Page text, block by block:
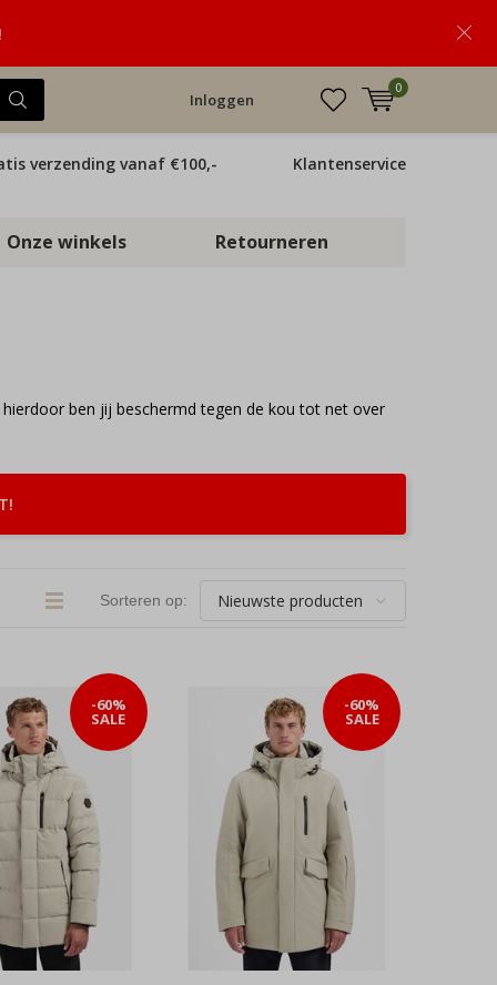
Inloggen
0
verzending vanaf €100,- Klantenservice
Onze winkels Retourneren
ben jij beschermd tegen de kou tot net over
Sorteren op:
-60%
SALE
-60%
SALE